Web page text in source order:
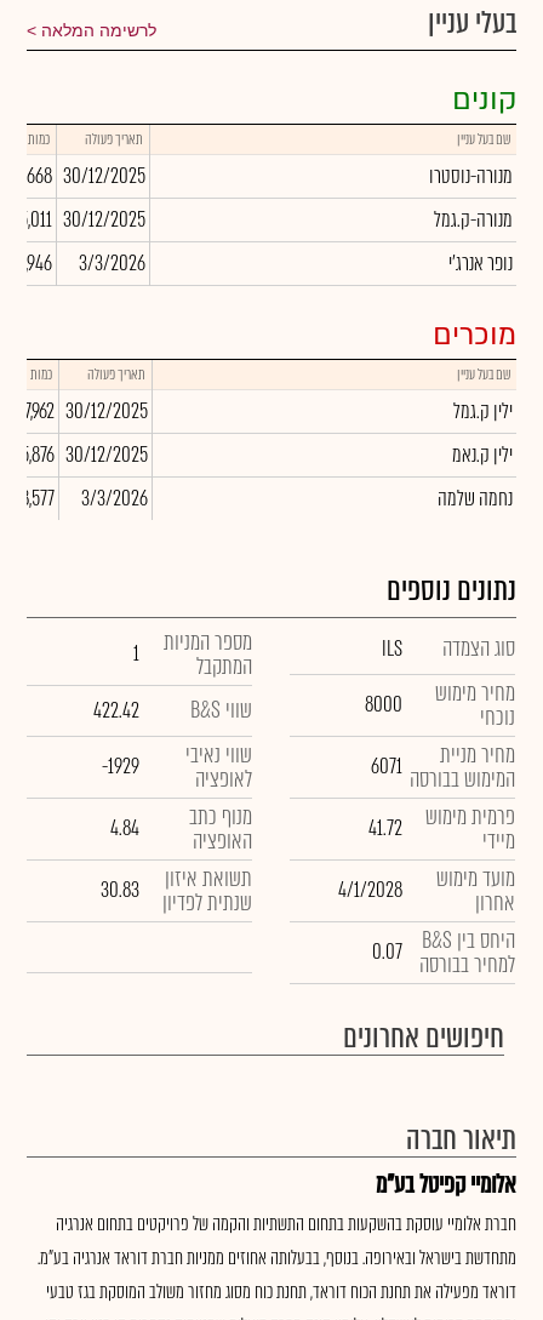
בעלי עניין לרשימה המלאה
קונים
שם בעל עניין תאריך פעולה כמות
מנורה-נוסטרו 30/12/2025
17,668
מנורה-ק.גמל
30/12/2025
205,011
נופר אנרג'י
3/3/2026
מוכרים
שם בעל עניין תאריך פעולה כמות
ילין ק.גמל 30/12/2025
-137,962
ילין ק.נאמ
30/12/2025
-35,876
נחמה שלמה
3/3/2026
נתונים נוספים
סוג הצמדה ILS
מחיר מימוש
נוכחי 8000
מחיר מניית
המימוש בבורסה 6071
פרמית מימוש
מיידי 41.72
מועד מימוש
אחרון 4/1/2028
היחס בין B&S
למחיר בבורסה 0.07
מספר המניות
המתקבל 1
שווי B&S 422.42
שווי נאיבי
לאופציה -1929
מנוף כתב
האופציה 4.84
תשואת איזון
שנתית לפדיון 30.83
חיפושים אחרונים
תיאור חברה
אלומיי קפיטל בע"מ
חברת אלומיי עוסקת בהשקעות בתחום התשתיות והקמה של פרויקטים בתחום אנרגיה
מתחדשת בישראל ובאירופה. בנוסף, בבעלותה אחוזים ממניות חברת דוראד אנרגיה בע"מ.
דוראד מפעילה את תחנת הכוח דוראד, תחנת כוח מסוג מחזור משולב המוסקת בגז טבעי